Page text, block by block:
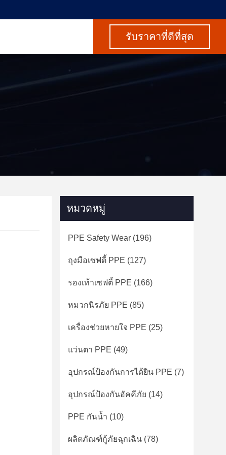
รับราคาที่ดีที่สุด
หมวดหมู่
PPE Safety Wear (196)
ถุงมือเซฟตี้ PPE (127)
รองเท้าเซฟตี้ PPE (166)
หมวกนิรภัย PPE (85)
เครื่องช่วยหายใจ PPE (25)
แว่นตา PPE (49)
อุปกรณ์ป้องกันการได้ยิน PPE (7)
อุปกรณ์ป้องกันอัคคีภัย (14)
PPE กันน้ำ (10)
ผลิตภัณฑ์กู้ภัยฉุกเฉิน (78)